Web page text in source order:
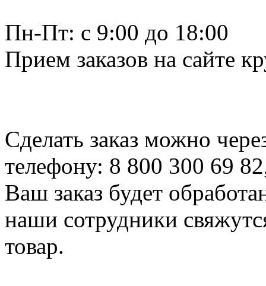
Пн-Пт: c 9:00 до 18:00
Прием заказов на сайте
Сделать заказ можно
телефону: 8 800 300 69
Ваш заказ будет
наши сотрудники
товар.